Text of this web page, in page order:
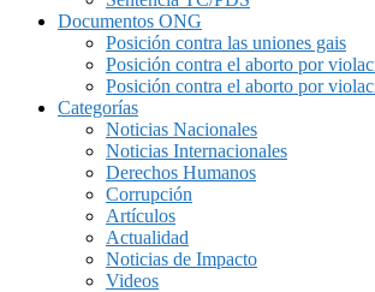
Documentos ONG
Posición contra las uniones gais
Posición contra el aborto por
Posición contra el aborto por
Categorías
Noticias Nacionales
Noticias Internacionales
Derechos Humanos
Corrupción
Artículos
Actualidad
Noticias de Impacto
Videos